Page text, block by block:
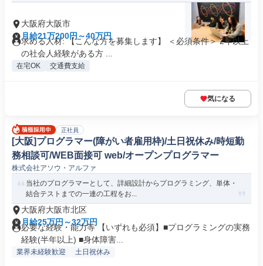
大阪府大阪市
月給21万200円～40万円
求める人材: 【こんな方を募集します】 ＜必須条件＞ 2年以上
の社会人経験がある方 ...
在宅OK 交通費支給
気になる
正社員
[大阪]プログラマー(障がい者雇用枠)/土日祝休み/時短勤
務相談可/WEB面接可 web/オープンプログラマー
株式会社アソウ・アルファ
当社のプログラマーとして、詳細設計からプログラミング、単体・
結合テストまでの一連の工程をお...
大阪府大阪市北区
月給25万円～32万円
必要な経験・能力等 【いずれも必須】■プログラミングの実務
経験(半年以上) ■身体障害...
業界未経験歓迎 土日祝休み